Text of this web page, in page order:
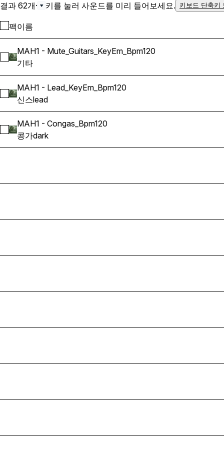
결과 62개· 키를 눌러 사운드를 미리 들어보세요. 키보드 단축키
팩이름
MAH1 - Mute_Guitars_KeyEm_Bpm120 선택
MAH1 - Mute_Guitars_KeyEm_Bpm120
기타
MAH1 - Lead_KeyEm_Bpm120 선택
MAH1 - Lead_KeyEm_Bpm120
신스lead
MAH1 - Congas_Bpm120 선택
MAH1 - Congas_Bpm120
콩가dark